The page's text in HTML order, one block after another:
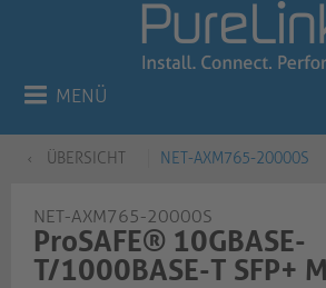
MENÜ
ÜBERSICHT NET-AXM765-20000S
NET-AXM765-20000S
ProSAFE® 10GBASE-
T/1000BASE-T SFP+